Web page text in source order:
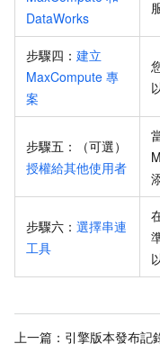
DataWorks
步驟四： 建立
MaxCompute 專
案
步驟五：（可選）
授權給其他使用者
步驟六： 選擇串連
工具
上一篇： 引擎版本發布記